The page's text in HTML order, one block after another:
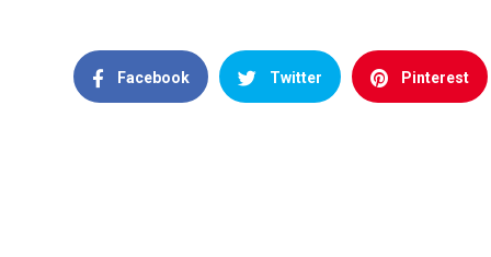
Facebook Twitter Pinterest